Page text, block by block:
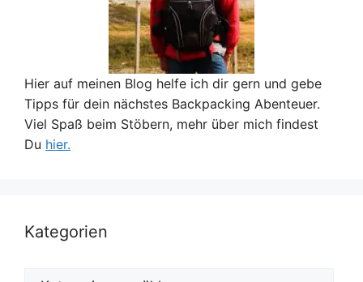
Hier auf meinen Blog helfe ich dir gern und gebe
Tipps für dein nächstes Backpacking Abenteuer.
Viel Spaß beim Stöbern, mehr über mich findest
Du hier.
Kategorien
Kategorien